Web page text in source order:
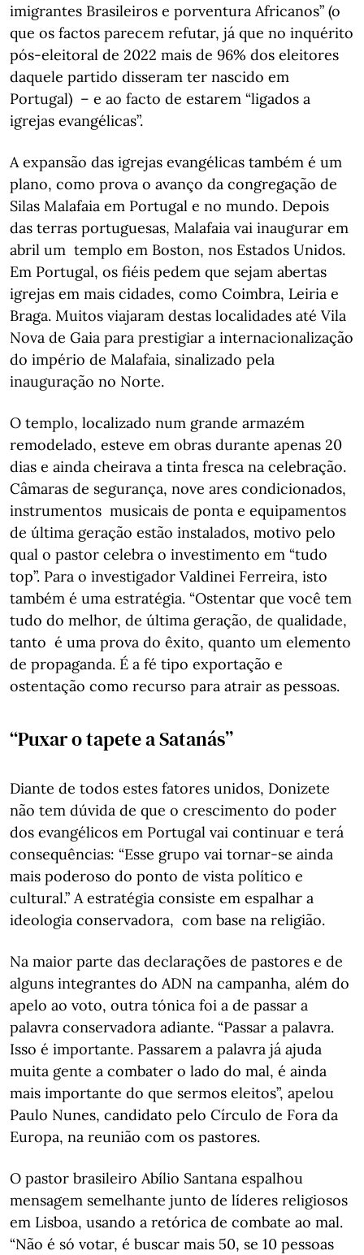
imigrantes Brasileiros e porventura Africanos” (o
que os factos parecem refutar, já que no inquérito
pós-eleitoral de 2022 mais de 96% dos eleitores
daquele partido disseram ter nascido em
Portugal) – e ao facto de estarem “ligados a
igrejas evangélicas”.
A expansão das igrejas evangélicas também é um
plano, como prova o avanço da congregação de
Silas Malafaia em Portugal e no mundo. Depois
das terras portuguesas, Malafaia vai inaugurar em
abril um templo em Boston, nos Estados Unidos.
Em Portugal, os fiéis pedem que sejam abertas
igrejas em mais cidades, como Coimbra, Leiria e
Braga. Muitos viajaram destas localidades até Vila
Nova de Gaia para prestigiar a internacionalização
do império de Malafaia, sinalizado pela
inauguração no Norte.
O templo, localizado num grande armazém
remodelado, esteve em obras durante apenas 20
dias e ainda cheirava a tinta fresca na celebração.
Câmaras de segurança, nove ares condicionados,
instrumentos musicais de ponta e equipamentos
de última geração estão instalados, motivo pelo
qual o pastor celebra o investimento em “tudo
top”. Para o investigador Valdinei Ferreira, isto
também é uma estratégia. “Ostentar que você tem
tudo do melhor, de última geração, de qualidade,
tanto é uma prova do êxito, quanto um elemento
de propaganda. É a fé tipo exportação e
ostentação como recurso para atrair as pessoas.
“Puxar o tapete a Satanás”
Diante de todos estes fatores unidos, Donizete
não tem dúvida de que o crescimento do poder
dos evangélicos em Portugal vai continuar e terá
consequências: “Esse grupo vai tornar-se ainda
mais poderoso do ponto de vista político e
cultural.” A estratégia consiste em espalhar a
ideologia conservadora, com base na religião.
Na maior parte das declarações de pastores e de
alguns integrantes do ADN na campanha, além do
apelo ao voto, outra tónica foi a de passar a
palavra conservadora adiante. “Passar a palavra.
Isso é importante. Passarem a palavra já ajuda
muita gente a combater o lado do mal, é ainda
mais importante do que sermos eleitos”, apelou
Paulo Nunes, candidato pelo Círculo de Fora da
Europa, na reunião com os pastores.
O pastor brasileiro Abílio Santana espalhou
mensagem semelhante junto de líderes religiosos
em Lisboa, usando a retórica de combate ao mal.
“Não é só votar, é buscar mais 50, se 10 pessoas